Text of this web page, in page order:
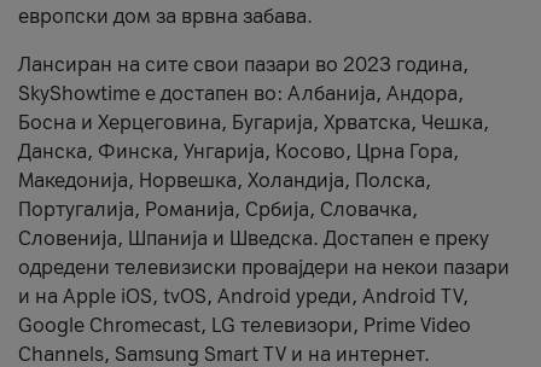
европски дом за врвна забава.
Лансиран на сите свои пазари во 2023 година,
SkyShowtime е достапен во: Албанија, Андора,
Босна и Херцеговина, Бугарија, Хрватска, Чешка,
Данска, Финска, Унгарија, Косово, Црна Гора,
Македонија, Норвешка, Холандија, Полска,
Португалија, Романија, Србија, Словачка,
Словенија, Шпанија и Шведска. Достапен е преку
одредени телевизиски провајдери на некои пазари
и на Apple iOS, tvOS, Android уреди, Android TV,
Google Chromecast, LG телевизори, Prime Video
Channels, Samsung Smart TV и на интернет.